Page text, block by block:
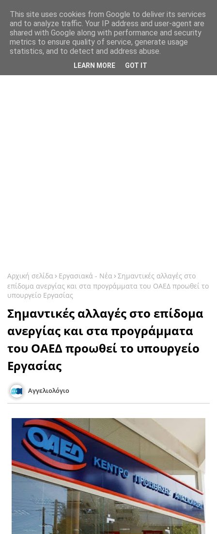
Αρχική σελίδα Εργασιακά - Νέα Σημαντικές αλλαγές στο
επίδομα ανεργίας και στα προγράμματα του ΟΑΕΔ προωθεί το
υπουργείο Εργασίας
Σημαντικές αλλαγές στο επίδομα
ανεργίας και στα προγράμματα
του ΟΑΕΔ προωθεί το υπουργείο
Εργασίας
Αγγελιολόγιο
This site uses cookies from Google to deliver its services
and to analyze traffic. Your IP address and user-agent are
shared with Google along with performance and security
metrics to ensure quality of service, generate usage
statistics, and to detect and address abuse.
LEARN MORE GOT IT